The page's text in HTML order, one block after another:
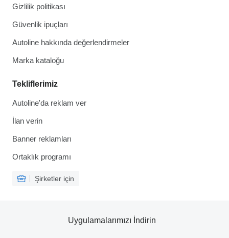
Gizlilik politikası
Güvenlik ipuçları
Autoline hakkında değerlendirmeler
Marka kataloğu
Tekliflerimiz
Autoline'da reklam ver
İlan verin
Banner reklamları
Ortaklık programı
Şirketler için
Uygulamalarımızı İndirin